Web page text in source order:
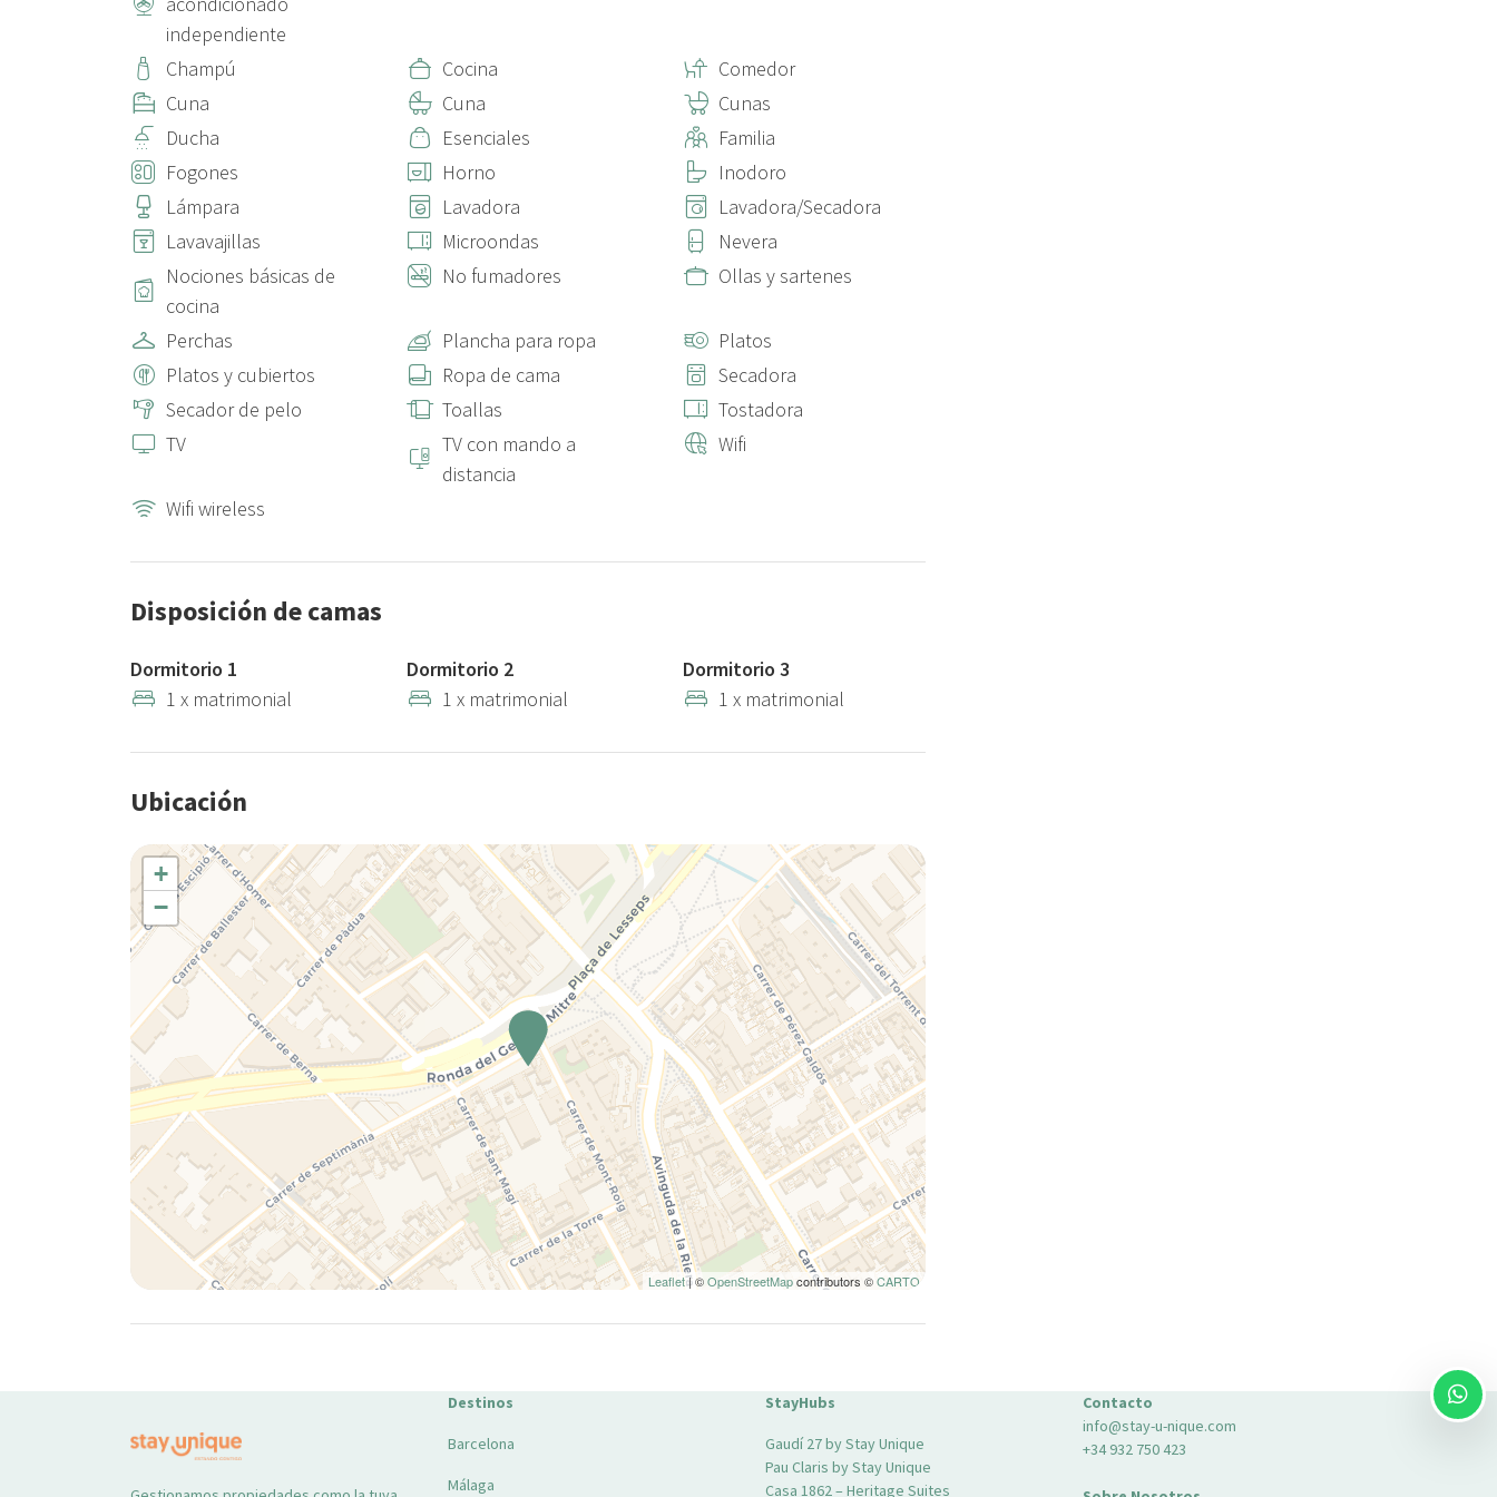
★☆ ¡Reserva hoy y deja que te cuidemos en Barcelona! ☆★
En Stay Unique solicitamos una fianza de 300 € para proteger el apartamento durante tu estancia. Como
alternativa, puedes contratar un seguro por daños accidentales no reembolsable por 29 €, que cubre hasta 300 € en
daños. En caso de elegir la opción del depósito, se aplicará una tarifa administrativa de 10 €, deducida del método
de pago seleccionado.
independiente
Champú Cocina
Comedor
Cuna
Cuna
Cunas
Ducha
Esenciales
Familia
Fogones
Horno
Inodoro
Lámpara
Lavadora
Lavadora/Secadora
Lavavajillas
Microondas
Nevera
Nociones básicas de
cocina
No fumadores Ollas y sartenes
Perchas Plancha para ropa
Platos
Platos y cubiertos
Ropa de cama
Secadora
Secador de pelo
Toallas
Tostadora
TV
TV con mando a
distancia
Wifi
Wifi wireless
Disposición de camas
Dormitorio 1
1 x matrimonial
Dormitorio 2
1 x matrimonial
Dormitorio 3
1 x matrimonial
Ubicación
+
−
Leaflet| ©OpenStreetMapcontributors ©CARTO
Destinos
Barcelona
Málaga
StayHubs
Gaudí 27 by Stay Unique
Pau Claris by Stay Unique
Casa 1862 – Heritage Suites
Contacto
info@stay-u-nique.com
+34 932 750 423